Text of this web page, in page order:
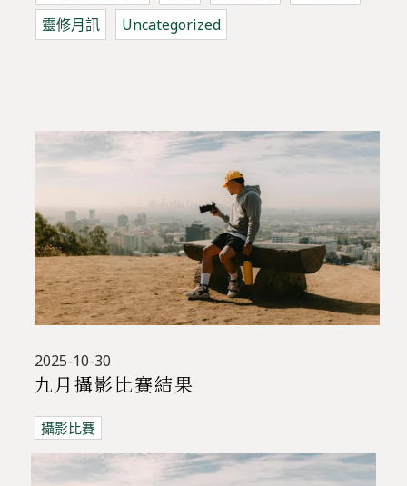
靈修月訊
Uncategorized
2025-10-30
九月攝影比賽結果
攝影比賽